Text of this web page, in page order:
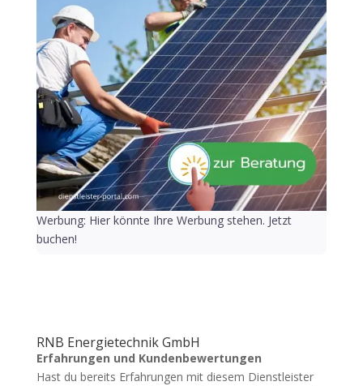
Werbung: Hier könnte Ihre Werbung stehen. Jetzt
buchen!
RNB Energietechnik GmbH
Erfahrungen und Kundenbewertungen
Hast du bereits Erfahrungen mit diesem Dienstleister